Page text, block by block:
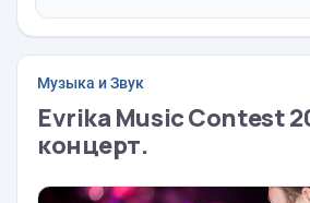
Музыка и Звук
Evrika Music Contest
концерт.